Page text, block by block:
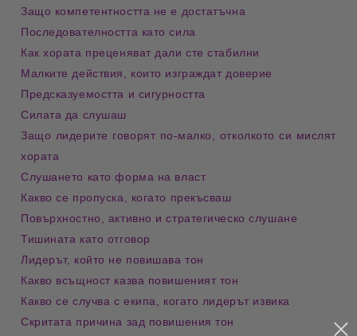
Защо компетентността не е достатъчна
Последователността като сила
Как хората преценяват дали сте стабилни
Малките действия, които изграждат доверие
Предсказуемостта и сигурността
Силата да слушаш
Защо лидерите говорят по-малко, отколкото си мислят
хората
Слушането като форма на власт
Какво се пропуска, когато прекъсваш
Повърхностно, активно и стратегическо слушане
Тишината като отговор
Лидерът, който не повишава тон
Какво всъщност казва повишеният тон
Какво се случва с екипа, когато лидерът извика
Скритата причина зад повишения тон